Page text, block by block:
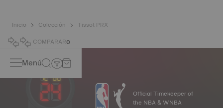
Inicio Colección
Tissot PRX
COMPARAR0
Menú
Official Timekeeper of
the NBA & WNBA